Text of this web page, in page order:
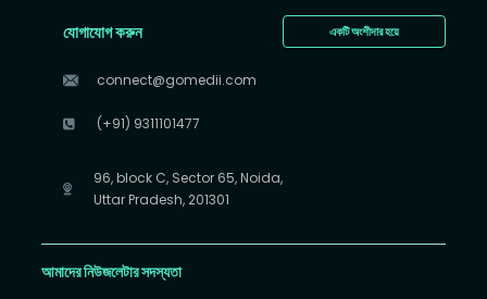
একটি অংশীদার হয়ে
যোগাযোগ করুন
connect@gomedii.com
(+91) 9311101477
96, block C, Sector 65, Noida,
Uttar Pradesh, 201301
আমাদের নিউজলেটার সদস্যতা